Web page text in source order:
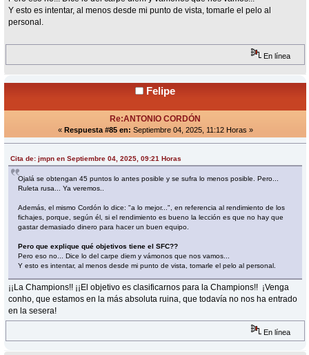
Y esto es intentar, al menos desde mi punto de vista, tomarle el pelo al
personal.
En línea
Felipe
Re:ANTONIO CORDÓN
« Respuesta #85 en: Septiembre 04, 2025, 11:12 Horas »
Cita de: jmpn en Septiembre 04, 2025, 09:21 Horas
Ojalá se obtengan 45 puntos lo antes posible y se sufra lo menos posible. Pero...
Ruleta rusa... Ya veremos..
Además, el mismo Cordón lo dice: "a lo mejor...", en referencia al rendimiento de los
fichajes, porque, según él, si el rendimiento es bueno la lección es que no hay que
gastar demasiado dinero para hacer un buen equipo.
Pero que explique qué objetivos tiene el SFC??
Pero eso no... Dice lo del carpe diem y vámonos que nos vamos...
Y esto es intentar, al menos desde mi punto de vista, tomarle el pelo al personal.
¡¡La Champions!! ¡¡El objetivo es clasificarnos para la Champions!! ¡Venga
conho, que estamos en la más absoluta ruina, que todavía no nos ha entrado
en la sesera!
En línea